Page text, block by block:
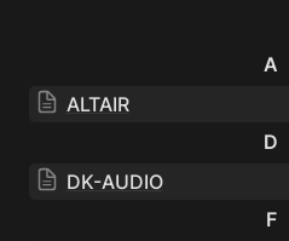
A
ALTAIR
D
DK-AUDIO
F